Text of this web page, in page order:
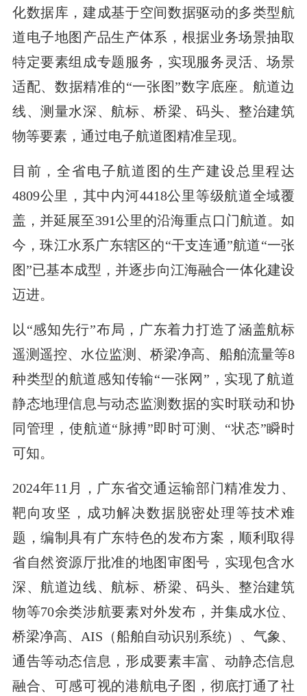
化数据库，建成基于空间数据驱动的多类型航
道电子地图产品生产体系，根据业务场景抽取
特定要素组成专题服务，实现服务灵活、场景
适配、数据精准的“一张图”数字底座。航道边
线、测量水深、航标、桥梁、码头、整治建筑
物等要素，通过电子航道图精准呈现。
目前，全省电子航道图的生产建设总里程达
4809公里，其中内河4418公里等级航道全域覆
盖，并延展至391公里的沿海重点口门航道。如
今，珠江水系广东辖区的“干支连通”航道“一张
图”已基本成型，并逐步向江海融合一体化建设
迈进。
以“感知先行”布局，广东着力打造了涵盖航标
遥测遥控、水位监测、桥梁净高、船舶流量等8
种类型的航道感知传输“一张网”，实现了航道
静态地理信息与动态监测数据的实时联动和协
同管理，使航道“脉搏”即时可测、“状态”瞬时
可知。
2024年11月，广东省交通运输部门精准发力、
靶向攻坚，成功解决数据脱密处理等技术难
题，编制具有广东特色的发布方案，顺利取得
省自然资源厅批准的地图审图号，实现包含水
深、航道边线、航标、桥梁、码头、整治建筑
物等70余类涉航要素对外发布，并集成水位、
桥梁净高、AIS（船舶自动识别系统）、气象、
通告等动态信息，形成要素丰富、动静态信息
融合、可感可视的港航电子图，彻底打通了社